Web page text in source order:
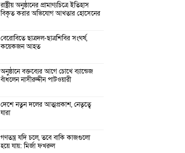
রাষ্ট্রীয় অনুষ্ঠানের প্রামাণ্যচিত্রে ইতিহাস
বিকৃত করার অভিযোগ আখতার হোসেনের
বেরোবিতে ছাত্রদল-ছাত্রশিবির সংঘর্ষ,
কয়েকজন আহত
অনুষ্ঠানে বক্তব্যের আগে চোখে ব্যান্ডেজ
বাঁধলেন নাসীরুদ্দীন পাটওয়ারী
দেশে নতুন দলের আত্মপ্রকাশ, নেতৃত্বে
যারা
গণতন্ত্র যদি চলে, তবে বাকি কাজগুলো
হয়ে যায়: মির্জা ফখরুল